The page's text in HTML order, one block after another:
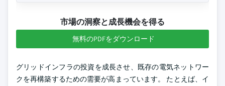
市場の洞察と成長機会を得る
無料のPDFをダウンロード
グリッドインフラの投資を成長させ、既存の電気ネットワー
クを再構築するための需要が高まっています。 たとえば、イ